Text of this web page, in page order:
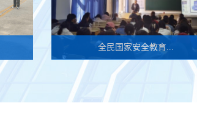
全民国家安全教育...